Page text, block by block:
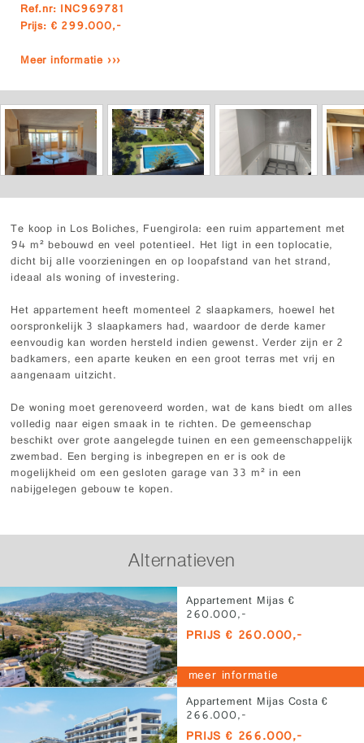
Ref.nr: INC969781
Prijs: € 299.000,-
Meer informatie ›››
Te koop in Los Boliches, Fuengirola: een ruim appartement met
94 m² bebouwd en veel potentieel. Het ligt in een toplocatie,
dicht bij alle voorzieningen en op loopafstand van het strand,
ideaal als woning of investering.
Het appartement heeft momenteel 2 slaapkamers, hoewel het
oorspronkelijk 3 slaapkamers had, waardoor de derde kamer
eenvoudig kan worden hersteld indien gewenst. Verder zijn er 2
badkamers, een aparte keuken en een groot terras met vrij en
aangenaam uitzicht.
De woning moet gerenoveerd worden, wat de kans biedt om alles
volledig naar eigen smaak in te richten. De gemeenschap
beschikt over grote aangelegde tuinen en een gemeenschappelijk
zwembad. Een berging is inbegrepen en er is ook de
mogelijkheid om een gesloten garage van 33 m² in een
nabijgelegen gebouw te kopen.
Alternatieven
Appartement Mijas €
260.000,-
PRIJS € 260.000,-
meer informatie
Appartement Mijas Costa €
266.000,-
PRIJS € 266.000,-